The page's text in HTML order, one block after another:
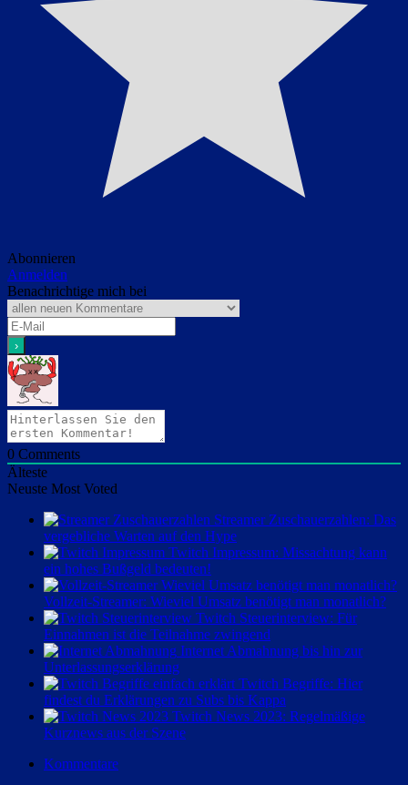
Abonnieren
Anmelden
Benachrichtige mich bei
0 Comments
Älteste
Neuste Most Voted
Streamer Zuschauerzahlen: Das
vergebliche Warten auf den Hype
Twitch Impressum: Missachtung kann
ein hohes Bußgeld bedeuten!
Vollzeit-Streamer: Wieviel Umsatz benötigt man monatlich?
Twitch Steuerinterview: Für
Einnahmen ist die Teilnahme zwingend
Internet Abmahnung bis hin zur
Unterlassungserklärung
Twitch Begriffe: Hier
findest du Erklärungen zu Subs bis Kappa
Twitch News 2023: Regelmäßige
Kurznews aus der Szene
Kommentare